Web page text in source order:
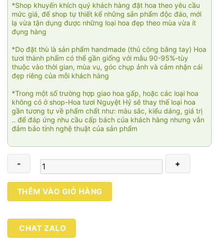
*Shop khuyến khích quý khách hàng đặt hoa theo yêu cầu
mức giá, để shop tự thiết kế những sản phẩm độc đáo, mới
lạ vừa tận dụng được những loại hoa đẹp theo mùa vừa ít
đụng hàng
*Do đặt thù là sản phẩm handmade (thủ công bằng tay) Hoa
tươi thành phẩm có thể gần giống với mẫu 90-95%-tùy
thuộc vào thời gian, mùa vụ, góc chụp ảnh và cảm nhận cái
đẹp riêng của mỗi khách hàng
*Trong một số trường hợp giao hoa gấp, hoặc các loại hoa
không có ở shop-Hoa tươi Nguyệt Hỷ sẽ thay thế loại hoa
gần tương tự về phẩm chất như: màu sắc, kiểu dáng, giá trị
.. để đáp ứng nhu cầu cấp bách của khách hàng nhưng vẫn
đảm bảo tính nghệ thuật của sản phẩm
Vạn
phúc
mãn
001
THÊM VÀO GIỎ HÀNG
CHAT ZALO